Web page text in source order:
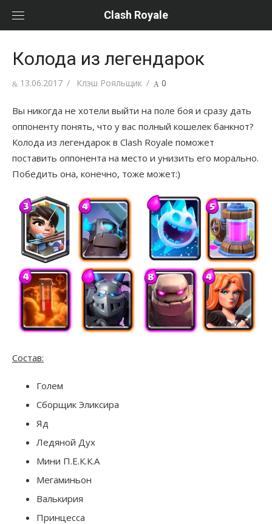
Clash Royale
Колода из легендарок
Posted
13.06.2017 Author
Клэш Рояльщик 0
Вы никогда не хотели выйти на поле боя и сразу дать
оппоненту понять, что у вас полный кошелек банкнот?
Колода из легендарок в Clash Royale поможет
поставить оппонента на место и унизить его морально.
Победить она, конечно, тоже может:)
Состав:
Голем
Сборщик Эликсира
Яд
Ледяной Дух
Мини П.Е.К.К.А
Мегаминьон
Валькирия
Принцесса